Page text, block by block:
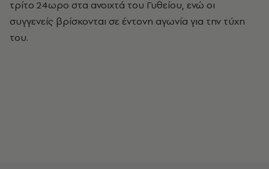
τρίτο 24ωρο στα ανοιχτά του Γυθείου, ενώ οι
συγγενείς βρίσκονται σε έντονη αγωνία για την τύχη
του.